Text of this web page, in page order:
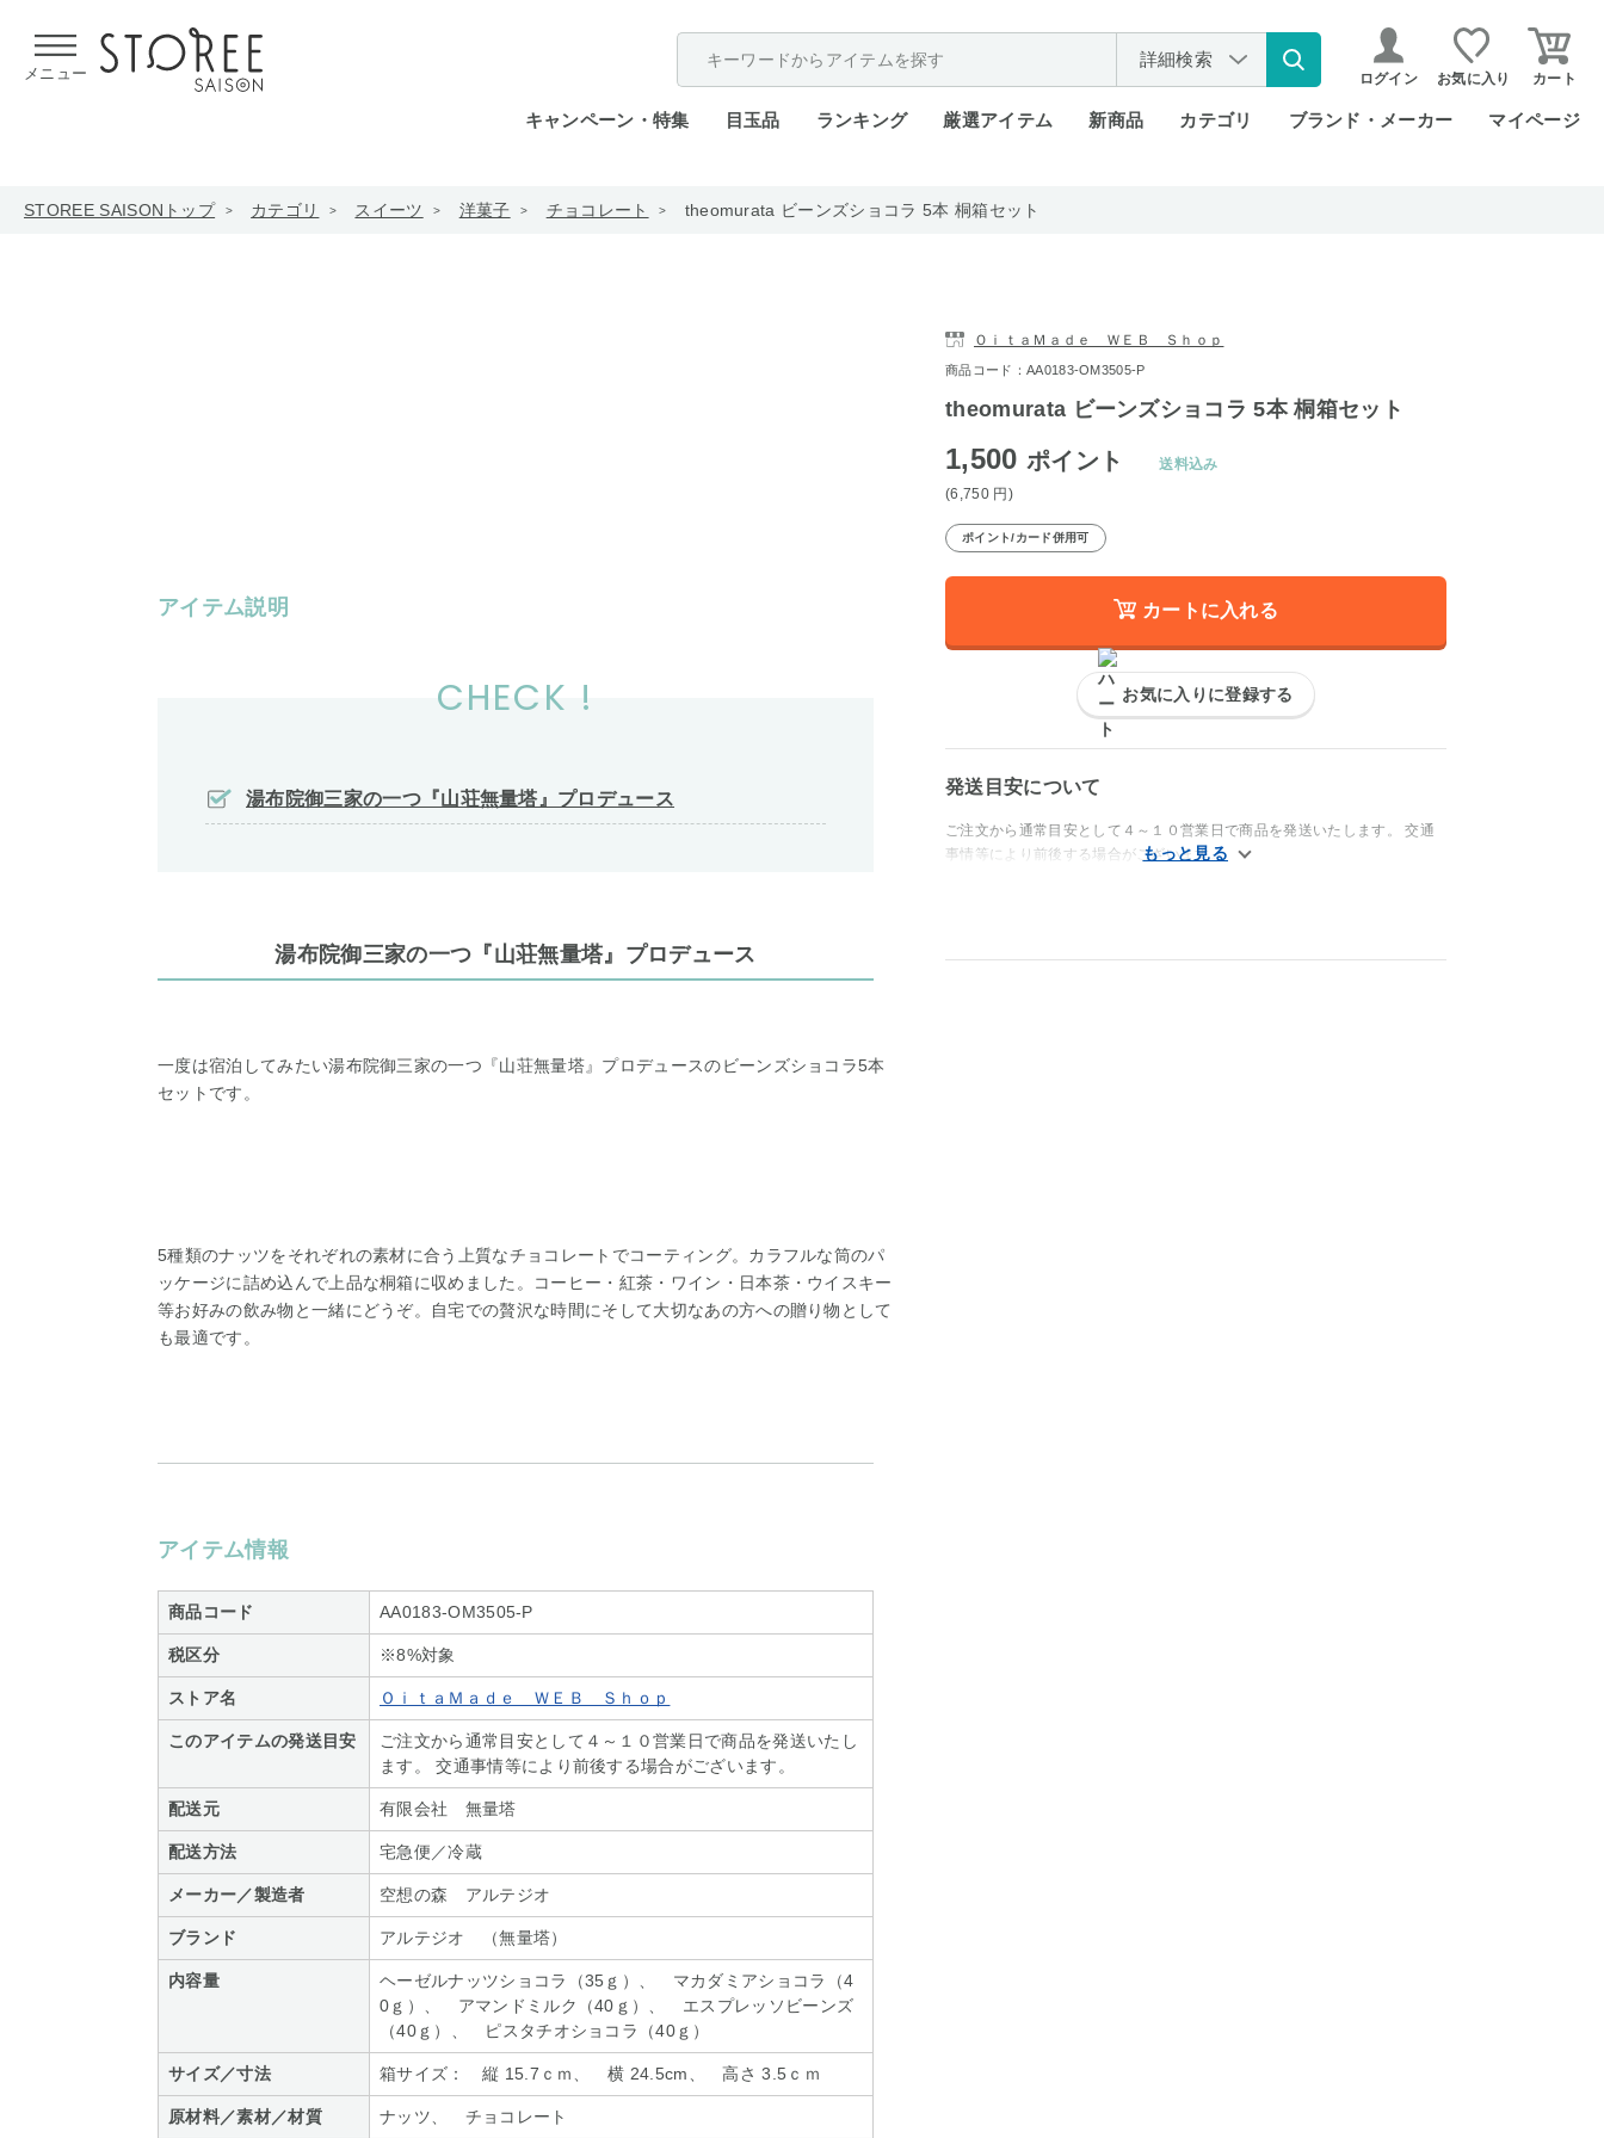
メニュー
詳細検索
ログイン お気に入り カート
キャンペーン・特集 目玉品 ランキング 厳選アイテム 新商品 カテゴリ ブランド・メーカー マイページ
STOREE SAISONトップ カテゴリ スイーツ 洋菓子 チョコレート theomurata ビーンズショコラ 5本 桐箱セット
アイテム説明
CHECK !
湯布院御三家の一つ『山荘無量塔』プロデュース
湯布院御三家の一つ『山荘無量塔』プロデュース
一度は宿泊してみたい湯布院御三家の一つ『山荘無量塔』プロデュースのビーンズショコラ5本
セットです。
5種類のナッツをそれぞれの素材に合う上質なチョコレートでコーティング。カラフルな筒のパ
ッケージに詰め込んで上品な桐箱に収めました。コーヒー・紅茶・ワイン・日本茶・ウイスキー
等お好みの飲み物と一緒にどうぞ。自宅での贅沢な時間にそして大切なあの方への贈り物として
も最適です。
アイテム情報
商品コード AA0183-OM3505-P
税区分 ※8%対象
ストア名 ＯｉｔａＭａｄｅ ＷＥＢ Ｓｈｏｐ
このアイテムの発送目安
ご注文から通常目安として４～１０営業日で商品を発送いたし
ます。 交通事情等により前後する場合がございます。
配送元 有限会社 無量塔
配送方法 宅急便／冷蔵
メーカー／製造者 空想の森 アルテジオ
ブランド アルテジオ （無量塔）
内容量
ヘーゼルナッツショコラ（35ｇ）、 マカダミアショコラ（4
0ｇ）、 アマンドミルク（40ｇ）、 エスプレッソビーンズ
（40ｇ）、 ピスタチオショコラ（40ｇ）
サイズ／寸法 箱サイズ： 縦 15.7ｃｍ、 横 24.5cm、 高さ 3.5ｃｍ
原材料／素材／材質 ナッツ、 チョコレート
ＯｉｔａＭａｄｅ ＷＥＢ Ｓｈｏｐ
商品コード：AA0183-OM3505-P
theomurata ビーンズショコラ 5本 桐箱セット
1,500 ポイント
(6,750 円 )
送料込み
ポイント/カード併用可
カートに入れる
お気に入りに登録する
発送目安について
ご注文から通常目安として４～１０営業日で商品を発送いたします。 交通
事情等により前後する場合がございます。